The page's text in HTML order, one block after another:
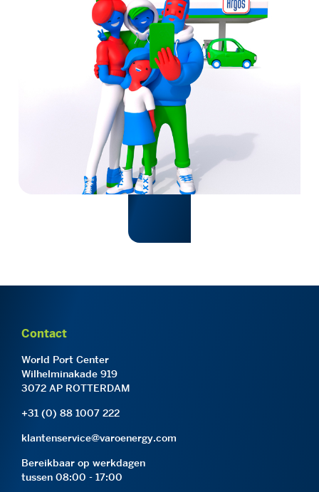
Contact
World Port Center
Wilhelminakade 919
3072 AP ROTTERDAM
+31 (0) 88 1007 222
klantenservice@varoenergy.com
Bereikbaar op werkdagen
tussen 08:00 - 17:00